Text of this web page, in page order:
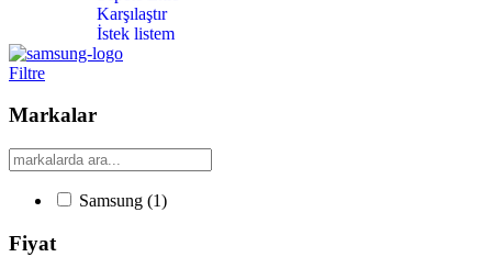
Karşılaştır
İstek listem
Filtre
Markalar
Samsung (1)
Fiyat